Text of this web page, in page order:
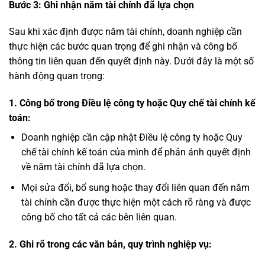
Bước 3: Ghi nhận năm tài chính đã lựa chọn
Sau khi xác định được năm tài chính, doanh nghiệp cần
thực hiện các bước quan trọng để ghi nhận và công bố
thông tin liên quan đến quyết định này. Dưới đây là một số
hành động quan trọng:
1. Công bố trong Điều lệ công ty hoặc Quy chế tài chính kế
toán:
Doanh nghiệp cần cập nhật Điều lệ công ty hoặc Quy
chế tài chính kế toán của mình để phản ánh quyết định
về năm tài chính đã lựa chọn.
Mọi sửa đổi, bổ sung hoặc thay đổi liên quan đến năm
tài chính cần được thực hiện một cách rõ ràng và được
công bố cho tất cả các bên liên quan.
2. Ghi rõ trong các văn bản, quy trình nghiệp vụ: